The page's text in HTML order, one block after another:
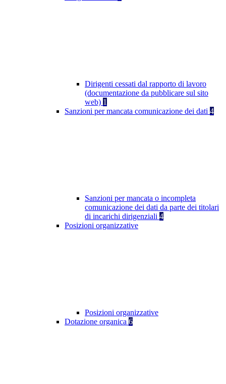
Dirigenti cessati dal rapporto di lavoro
(documentazione da pubblicare sul sito
web) 1
Sanzioni per mancata comunicazione dei dati 4
Sanzioni per mancata o incompleta
comunicazione dei dati da parte dei titolari
di incarichi dirigenziali 4
Posizioni organizzative
Posizioni organizzative
Dotazione organica 6